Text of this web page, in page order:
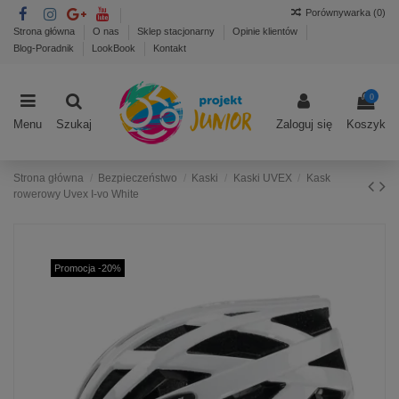
Strona główna O nas Sklep stacjonarny
Opinie klientów
Blog-Poradnik
LookBook Kontakt
Porównywarka (0)
Menu Szukaj Zaloguj się
0
Koszyk
Strona główna Bezpieczeństwo Kaski Kaski UVEX
Kask
rowerowy Uvex I-vo White
Promocja -20%